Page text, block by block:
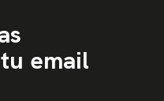
email